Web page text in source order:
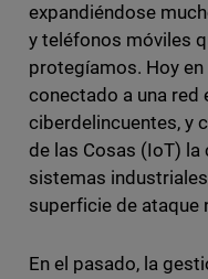
expandiéndose
y teléfonos móviles
protegíamos. Hoy
conectado a una red
ciberdelincuentes, y
de las Cosas (IoT)
sistemas
superficie de ataque
En el pasado, la